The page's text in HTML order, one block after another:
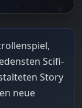
Scifi-
Story
neue